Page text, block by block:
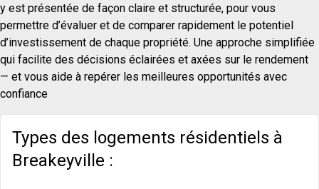
y est présentée de façon claire et structurée, pour vous
permettre d’évaluer et de comparer rapidement le potentiel
d’investissement de chaque propriété. Une approche simplifiée
qui facilite des décisions éclairées et axées sur le rendement
— et vous aide à repérer les meilleures opportunités avec
confiance
Types des logements résidentiels à
Breakeyville :